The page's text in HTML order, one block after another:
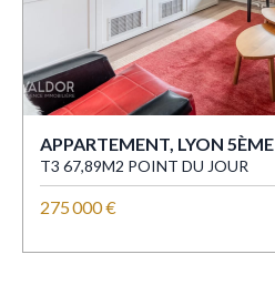
APPARTEMENT, LYON 5ÈME
T3 67,89M2 POINT DU JOUR
275 000 €